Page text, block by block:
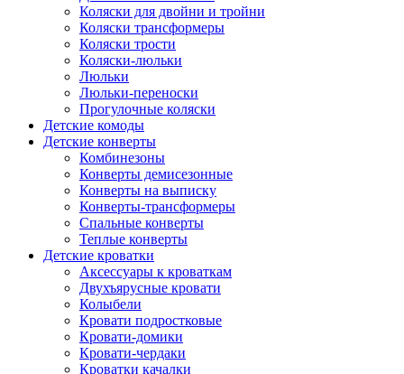
Коляски для двойни и тройни
Коляски трансформеры
Коляски трости
Коляски-люльки
Люльки
Люльки-переноски
Прогулочные коляски
Детские комоды
Детские конверты
Комбинезоны
Конверты демисезонные
Конверты на выписку
Конверты-трансформеры
Спальные конверты
Теплые конверты
Детские кроватки
Аксессуары к кроваткам
Двухъярусные кровати
Колыбели
Кровати подростковые
Кровати-домики
Кровати-чердаки
Кроватки качалки